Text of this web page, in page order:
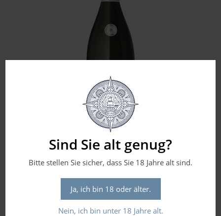
Sind Sie alt genug?
Bitte stellen Sie sicher, dass Sie 18 Jahre alt sind.
Ja, ich bin 18 oder älter.
Nein, ich bin unter 18 Jahre alt.
Berlucchi – ´61 Franciacorta Rosé DOCG – Magnum
inkl. 19 % MwSt. zzgl.
Versandkosten